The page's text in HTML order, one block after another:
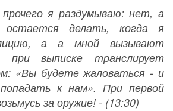
я раздумываю: нет, а
делать, когда я
а а мной вызывают
при выписке транслирует
«Вы будете жаловаться - и
к нам». При первой
за оружие! - (13:30)